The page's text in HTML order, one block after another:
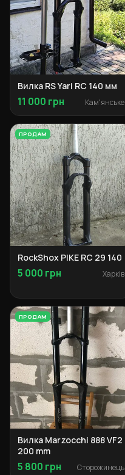
Вилка RS Yari RC 140 мм
11 000 грн Кам'янське
ПРОДАМ
RockShox PIKE RC 29 140
5 000 грн Харків
ПРОДАМ
Вилка Marzocchi 888 VF2
200 mm
5 800 грн Сторожинець